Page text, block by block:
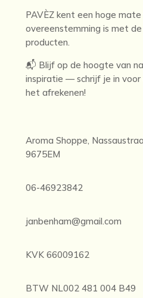
PAVÈZ kent een hoge
overeenstemming is met
producten.
📬 Blijf op de hoogte van
inspiratie — schrijf je in
het afrekenen!
Aroma Shoppe,
9675EM
06-46923842
janbenham@gmail.com
KVK 66009162
BTW NL002 481 004 B49